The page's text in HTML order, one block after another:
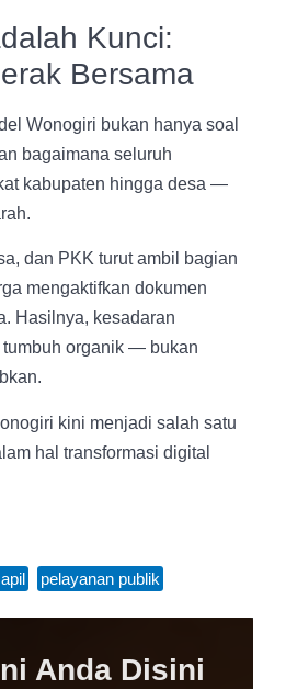
Kunci:
Bersama
Wonogiri bukan hanya soal
bagaimana seluruh
kabupaten hingga desa —
dan PKK turut ambil bagian
mengaktifkan dokumen
Hasilnya, kesadaran
organik — bukan
kini menjadi salah satu
hal transformasi digital
pelayanan publik
Anda Disini